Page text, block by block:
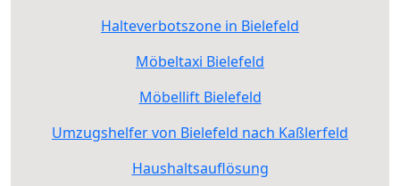
Halteverbotszone in Bielefeld
Möbeltaxi Bielefeld
Möbellift Bielefeld
Umzugshelfer von Bielefeld nach Kaßlerfeld
Haushaltsauflösung